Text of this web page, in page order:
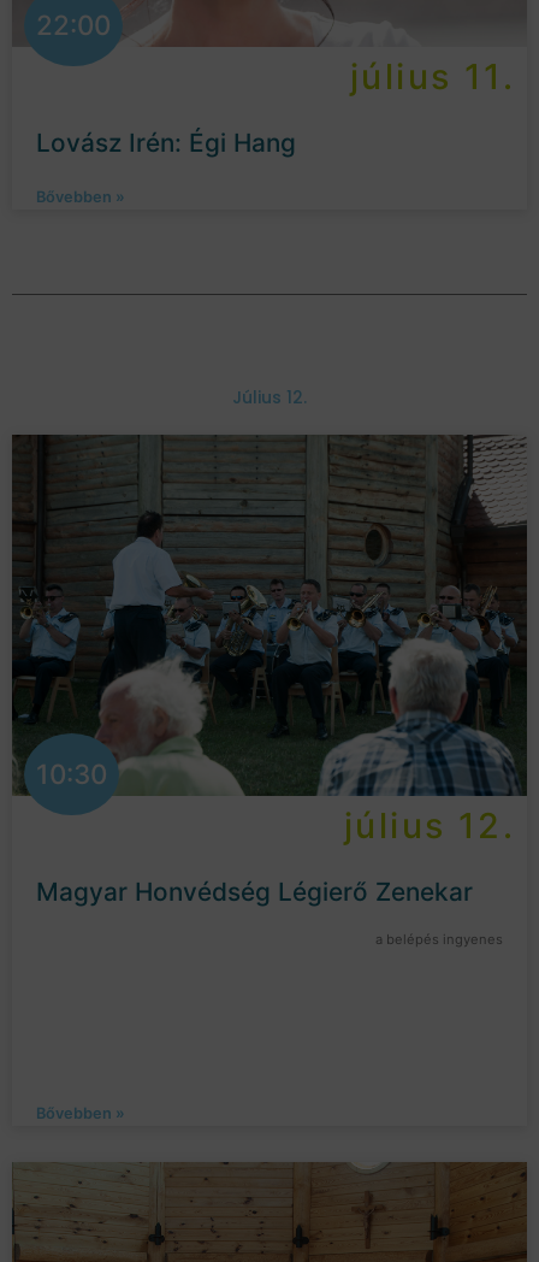
22:00
július 11.
Lovász Irén: Égi Hang
Bővebben »
Július 12.
10:30
július 12.
Magyar Honvédség Légierő Zenekar
a belépés ingyenes
Bővebben »